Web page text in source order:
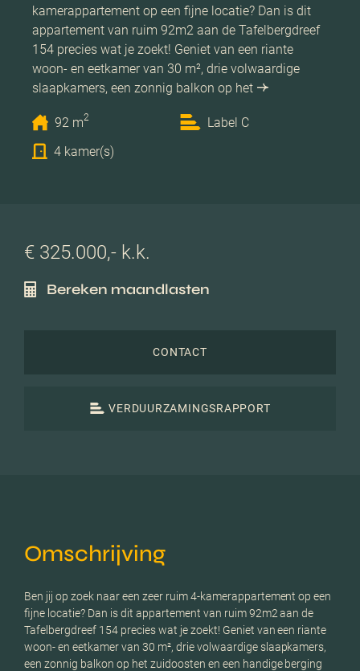
kamerappartement op een fijne locatie? Dan is dit
appartement van ruim 92m2 aan de Tafelbergdreef
154 precies wat je zoekt! Geniet van een riante
woon- en eetkamer van 30 m², drie volwaardige
slaapkamers, een zonnig balkon op het
92 m2
Label C
4 kamer(s)
€ 325.000,- k.k.
Bereken maandlasten
CONTACT
VERDUURZAMINGSRAPPORT
Omschrijving
Ben jij op zoek naar een zeer ruim 4-kamerappartement op een
fijne locatie? Dan is dit appartement van ruim 92m2 aan de
Tafelbergdreef 154 precies wat je zoekt! Geniet van een riante
woon- en eetkamer van 30 m², drie volwaardige slaapkamers,
een zonnig balkon op het zuidoosten en een handige berging